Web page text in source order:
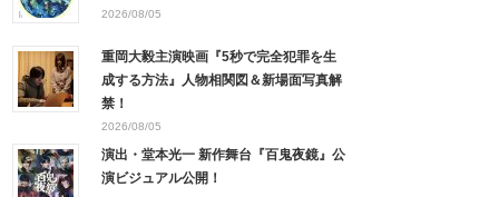
2026/08/05
重岡大毅主演映画『5秒で完全犯罪を生
成する方法』人物相関図＆新場面写真解
禁！
2026/08/05
演出・堂本光一 新作舞台『百鬼夜鏡』公
演ビジュアル公開！